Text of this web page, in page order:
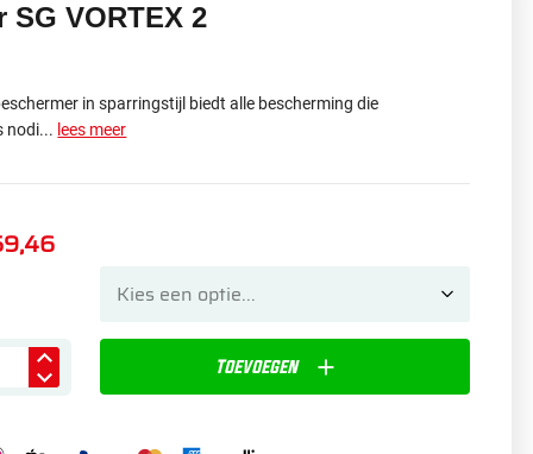
SG VORTEX 2
in sparringstijl biedt alle bescherming die
nodi... lees meer
Toevoegen